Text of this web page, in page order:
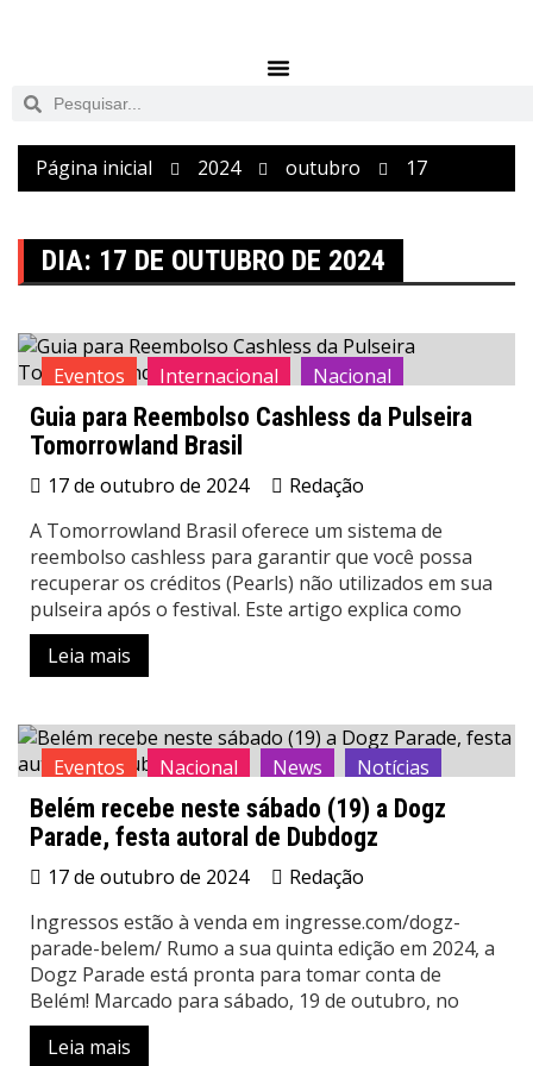
Página inicial 2024 outubro 17
DIA: 17 DE OUTUBRO DE 2024
Eventos Internacional
Nacional
News
Notícias Tomorrowland
Guia para Reembolso Cashless da Pulseira
Tomorrowland Brasil
17 de outubro de 2024
Redação
A Tomorrowland Brasil oferece um sistema de
reembolso cashless para garantir que você possa
recuperar os créditos (Pearls) não utilizados em sua
pulseira após o festival. Este artigo explica como
Leia mais
Eventos Nacional News Notícias
Belém recebe neste sábado (19) a Dogz
Parade, festa autoral de Dubdogz
17 de outubro de 2024
Redação
Ingressos estão à venda em ingresse.com/dogz-
parade-belem/ Rumo a sua quinta edição em 2024, a
Dogz Parade está pronta para tomar conta de
Belém! Marcado para sábado, 19 de outubro, no
Leia mais